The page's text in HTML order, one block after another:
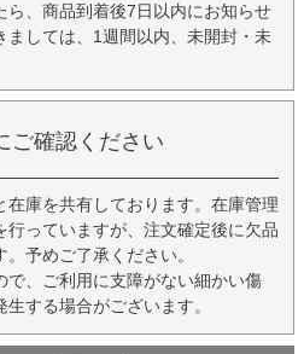
ら、商品到着後7日以内にお知らせ
ましては、1週間以内、未開封・未
ご確認ください
庫を共有しております。在庫管理
行っていますが、注文確定後に欠品
予めご了承ください。
で、ご利用に支障がない細かい傷
する場合がございます。